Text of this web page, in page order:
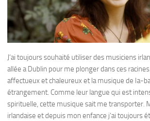
J‘ai toujours souhaité utiliser des musiciens
allée a Dublin pour me plonger dans ces
affectueux et chaleureux et la musique de Ia-
étrangement. Comme leur langue qui est
spirituelle, cette musique sait me transporter.
irlandaise et depuis mon enfance j‘ai toujours